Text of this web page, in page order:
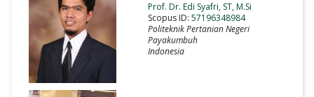
Prof. Dr. Edi Syafri, ST, M.Si
Scopus ID: 57196348984
Politeknik Pertanian Negeri
Payakumbuh
Indonesia